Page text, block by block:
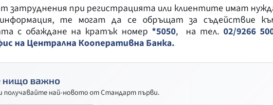
затруднения при регистрацията или клиентите имат
те могат да се обръщат за съдействие
с обаждане на кратък номер *5050, на тел. 02/9266
на Централна Кооперативна Банка.
нищо важно
получавайте най-новото от Стандарт първи.